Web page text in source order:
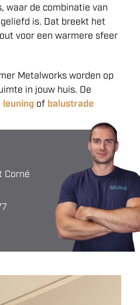
waar de combinatie van
is. Dat breekt het
voor een warmere sfeer
Metalworks worden op
in jouw huis. De
leuning of balustrade
Corné